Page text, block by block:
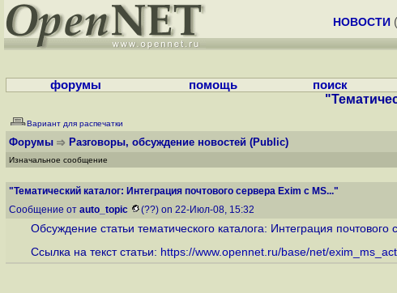
НОВОСТИ (
форумы помощь поиск
Вариант для распечатки
Форумы Разговоры, обсуждение новостей (Public)
Изначальное сообщение
"Тематический каталог: Интеграция почтового сервера Exim c MS..."
Сообщение от auto_topic (??) on 22-Июл-08, 15:32
Обсуждение статьи тематического каталога: Интеграция
Ссылка на текст статьи: https://www.opennet.ru/base/net/